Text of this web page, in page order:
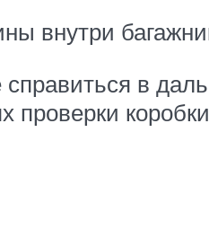
внутри
в
проверки